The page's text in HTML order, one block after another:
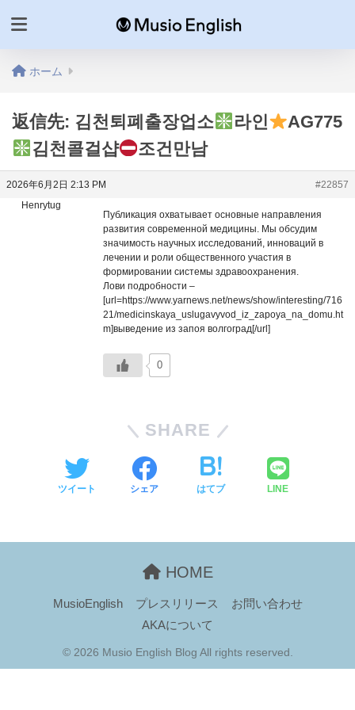
ホーム
返信先: 김천퇴폐출장업소 라인
AG775
김천콜걸샵
조건만남
2026年6月2日 2:13 PM
#22857
Henrytug
Публикация охватывает основные направления
развития современной медицины. Мы обсудим
значимость научных исследований, инноваций в
лечении и роли общественного участия в
формировании системы здравоохранения.
Лови подробности –
[url=https://www.yarnews.net/news/show/interesting/716
21/medicinskaya_uslugavyvod_iz_zapoya_na_domu.ht
m]выведение из запоя волгоград[/url]
0
SHARE
ツイート シェア はてブ LINE
HOME
MusioEnglish プレスリリース
お問い合わせ
AKAについて
© 2026 Musio English Blog All rights reserved.